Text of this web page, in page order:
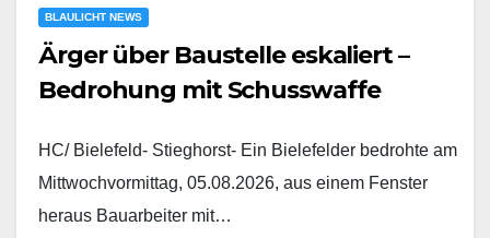
BLAULICHT NEWS
Ärger über Baustelle eskaliert –
Bedrohung mit Schusswaffe
HC/ Bielefeld- Stieghorst- Ein Bielefelder bedrohte am
Mittwochvormittag, 05.08.2026, aus einem Fenster
heraus Bauarbeiter mit…